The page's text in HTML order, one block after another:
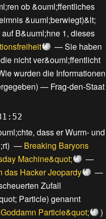
ob &ouml;ffentliches
&uuml;berwiegt)&lt;
B&uuml;hne 1, dieses
—Sie haben
nicht ver&ouml;ffentlicht
wurden die Informationen
— Frag-den-Staat
dass er Wurm- und
) — Breaking Baryons
Machine&quot;
—
das Hacker Jeopardy
—
Zufall
Particle) genannt
Particle&quot;
)